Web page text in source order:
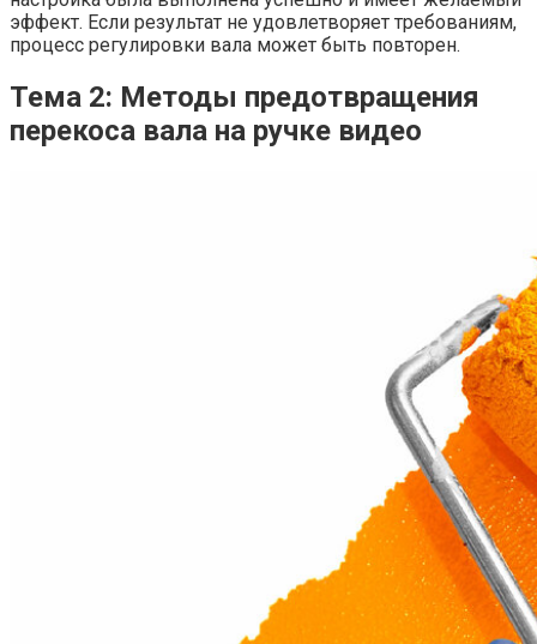
эффект. Если результат не удовлетворяет требованиям,
процесс регулировки вала может быть повторен.
Тема 2: Методы предотвращения
перекоса вала на ручке видео